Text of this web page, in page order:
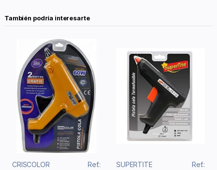
También podría interesarte
CRISCOLOR
Ref.:
SUPERTITE
Ref.: